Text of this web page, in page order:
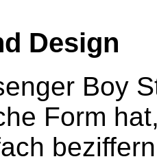
Design
Boy
Form